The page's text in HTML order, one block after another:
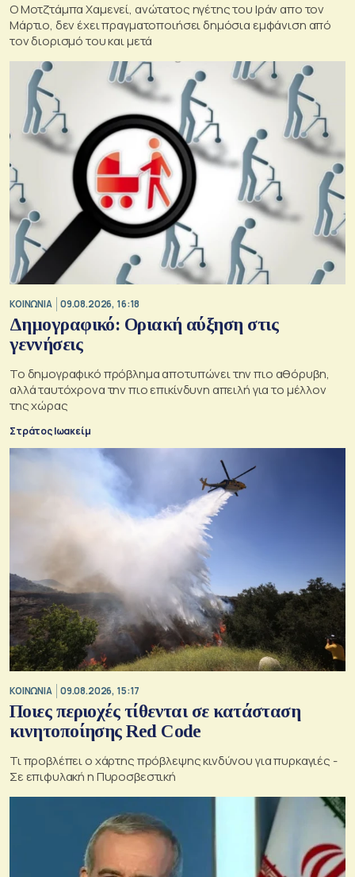
Ο Μοτζτάμπα Χαμενεί, ανώτατος ηγέτης του Ιράν απο τον
Μάρτιο, δεν έχει πραγματοποιήσει δημόσια εμφάνιση από
τον διορισμό του και μετά
ΚΟΙΝΩΝΙΑ 09.08.2026, 16:18
Δημογραφικό: Οριακή αύξηση στις
γεννήσεις
Το δημογραφικό πρόβλημα αποτυπώνει την πιο αθόρυβη,
αλλά ταυτόχρονα την πιο επικίνδυνη απειλή για το μέλλον
της χώρας
Στράτος Ιωακείμ
ΚΟΙΝΩΝΙΑ 09.08.2026, 15:17
Ποιες περιοχές τίθενται σε κατάσταση
κινητοποίησης Red Code
Τι προβλέπει ο χάρτης πρόβλεψης κινδύνου για πυρκαγιές -
Σε επιφυλακή η Πυροσβεστική